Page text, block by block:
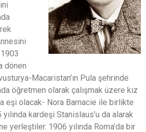
dönen
Macaristan’ın Pula şehrinde
öğretmen olarak çalışmak üzere kız
eşi olacak- Nora Barnacie ile birlikte
kardeşi Stanislaus’u da alarak
yerleştiler. 1906 yılında Roma’da bir